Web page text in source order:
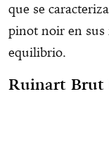
que se
pinot noir en sus
equilibrio.
Ruinart Brut